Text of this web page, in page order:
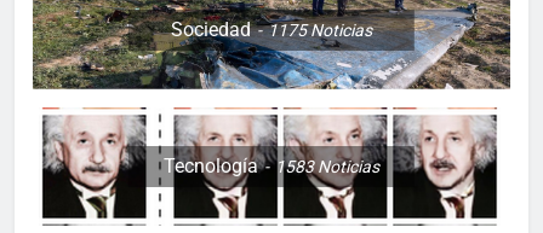
Sociedad 1175Noticias
Tecnología 1583Noticias